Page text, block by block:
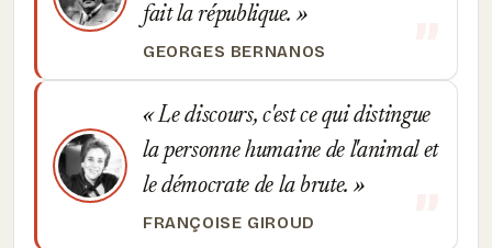
fait la république.
GEORGES BERNANOS
Le discours, c'est ce qui distingue
la personne humaine de l'animal et
le démocrate de la brute.
FRANÇOISE GIROUD